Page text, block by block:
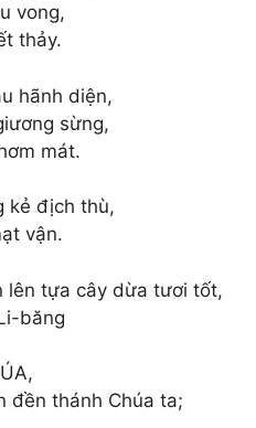
vong,
thảy.
hãnh diện,
sừng,
mát.
kẻ địch thù,
vận.
lên tựa cây dừa tươi tốt,
băng
đền thánh Chúa ta;